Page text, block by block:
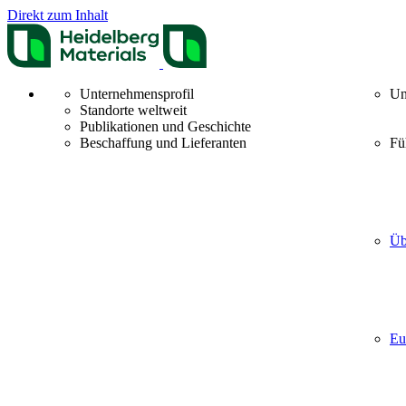
Direkt zum Inhalt
Unternehmensprofil
Standorte weltweit
Publikationen und Geschichte
Beschaffung und Lieferanten